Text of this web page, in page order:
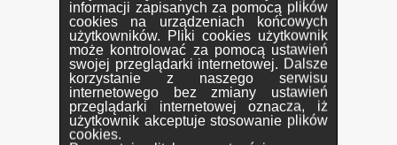
informacji zapisanych za pomocą plików
cookies na urządzeniach końcowych
użytkowników. Pliki cookies użytkownik
może kontrolować za pomocą ustawień
swojej przeglądarki internetowej. Dalsze
korzystanie z naszego serwisu
internetowego bez zmiany ustawień
przeglądarki internetowej oznacza, iż
użytkownik akceptuje stosowanie plików
cookies.